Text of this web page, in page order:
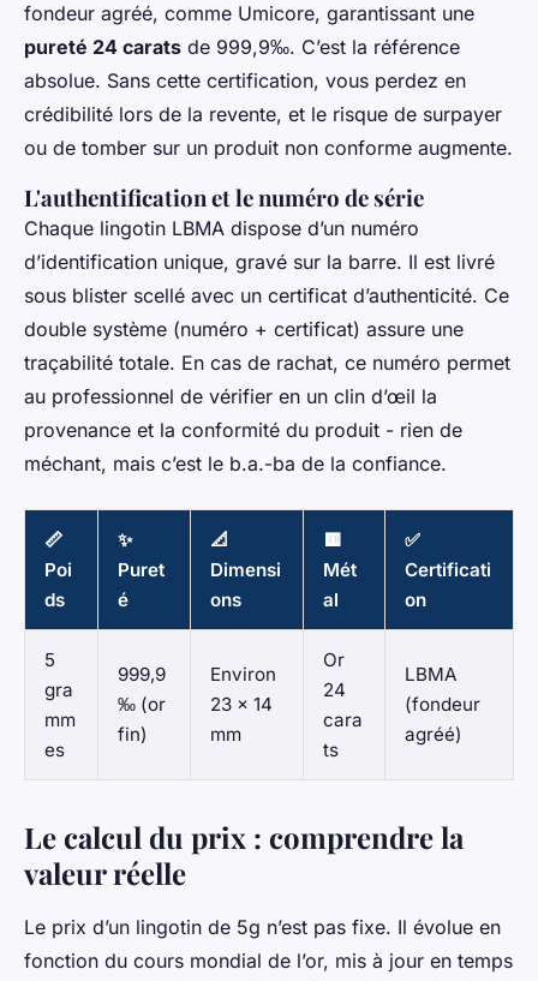
fondeur agréé, comme Umicore, garantissant une
pureté 24 carats de 999,9‰. C’est la référence
absolue. Sans cette certification, vous perdez en
crédibilité lors de la revente, et le risque de surpayer
ou de tomber sur un produit non conforme augmente.
L'authentification et le numéro de série
Chaque lingotin LBMA dispose d’un numéro
d’identification unique, gravé sur la barre. Il est livré
sous blister scellé avec un certificat d’authenticité. Ce
double système (numéro + certificat) assure une
traçabilité totale. En cas de rachat, ce numéro permet
au professionnel de vérifier en un clin d’œil la
provenance et la conformité du produit - rien de
méchant, mais c’est le b.a.-ba de la confiance.
📏
Poi
ds
✨
Puret
é
📐
Dimensi
ons
🟨
Mét
al
✅
Certificati
on
5
gra
mm
es
999,9
‰ (or
fin)
Environ
23 x 14
mm
Or
24
cara
ts
LBMA
(fondeur
agréé)
Le calcul du prix : comprendre la
valeur réelle
Le prix d’un lingotin de 5g n’est pas fixe. Il évolue en
fonction du cours mondial de l’or, mis à jour en temps